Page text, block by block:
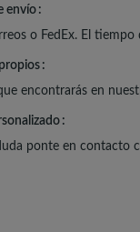
envío
o FedEx. El
encontrarás en
ponte en contacto